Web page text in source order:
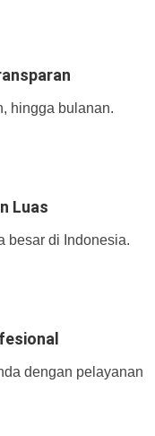
hingga bulanan.
Luas
besar di Indonesia.
dengan pelayanan